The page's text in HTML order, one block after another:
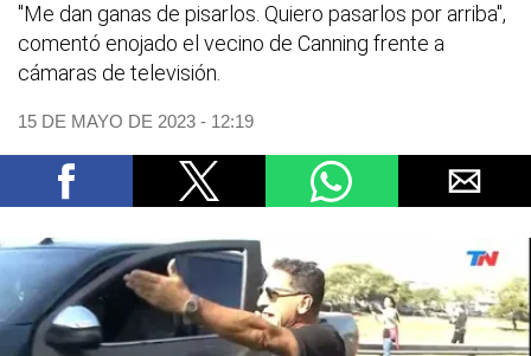
"Me dan ganas de pisarlos. Quiero pasarlos por arriba",
comentó enojado el vecino de Canning frente a
cámaras de televisión.
15 DE MAYO DE 2023 - 12:19